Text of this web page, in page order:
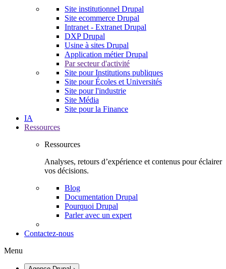
Site institutionnel Drupal
Site ecommerce Drupal
Intranet - Extranet Drupal
DXP Drupal
Usine à sites Drupal
Application métier Drupal
Par secteur d'activité
Site pour Institutions publiques
Site pour Écoles et Universités
Site pour l'industrie
Site Média
Site pour la Finance
IA
Ressources
Ressources
Analyses, retours d’expérience et contenus pour éclairer
vos décisions.
Blog
Documentation Drupal
Pourquoi Drupal
Parler avec un expert
Contactez-nous
Menu